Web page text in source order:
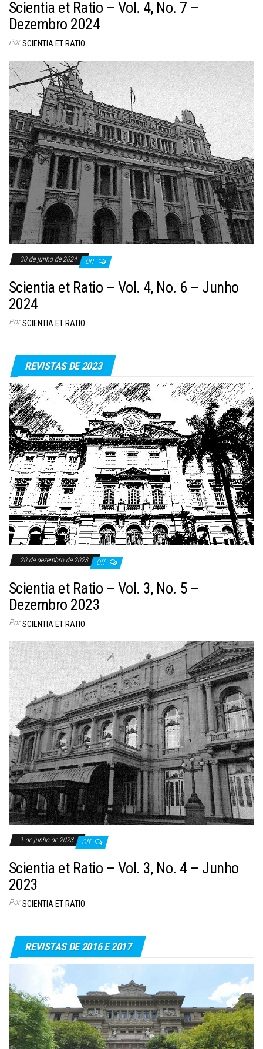
Scientia et Ratio – Vol. 4, No. 7 –
Dezembro 2024
Por SCIENTIA ET RATIO
30 de junho de 2024 Off
Scientia et Ratio – Vol. 4, No. 6 – Junho
2024
Por SCIENTIA ET RATIO
REVISTAS DE 2023
20 de dezembro de 2023 Off
Scientia et Ratio – Vol. 3, No. 5 –
Dezembro 2023
Por SCIENTIA ET RATIO
1 de junho de 2023 Off
Scientia et Ratio – Vol. 3, No. 4 – Junho
2023
Por SCIENTIA ET RATIO
REVISTAS DE 2016 E 2017